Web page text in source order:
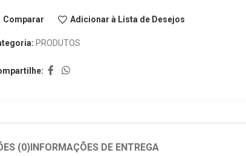
Comparar Adicionar à Lista de Desejos
PRODUTOS
(0)INFORMAÇÕES DE ENTREGA